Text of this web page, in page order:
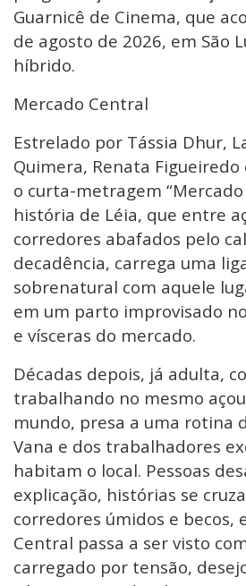
Guarnicê de Cinema, que
de agosto de 2026, em São
híbrido.
Mercado Central
Estrelado por Tássia Dhur,
Quimera, Renata Figueiredo
o curta-metragem
história de Léia, que entre
corredores abafados pelo
decadência, carrega uma
sobrenatural com aquele
em um parto improvisado
e vísceras do mercado.
Décadas depois, já adulta,
trabalhando no mesmo
mundo, presa a uma rotina
Vana e dos trabalhadores
habitam o local. Pessoas
explicação, histórias se
corredores úmidos e becos,
Central passa a ser visto
carregado por tensão,